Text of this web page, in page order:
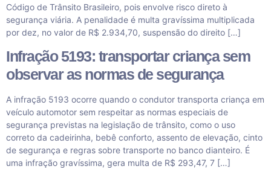
Código de Trânsito Brasileiro, pois envolve risco direto à
segurança viária. A penalidade é multa gravíssima multiplicada
por dez, no valor de R$ 2.934,70, suspensão do direito […]
Infração 5193: transportar criança sem
observar as normas de segurança
A infração 5193 ocorre quando o condutor transporta criança em
veículo automotor sem respeitar as normas especiais de
segurança previstas na legislação de trânsito, como o uso
correto da cadeirinha, bebê conforto, assento de elevação, cinto
de segurança e regras sobre transporte no banco dianteiro. É
uma infração gravíssima, gera multa de R$ 293,47, 7 […]